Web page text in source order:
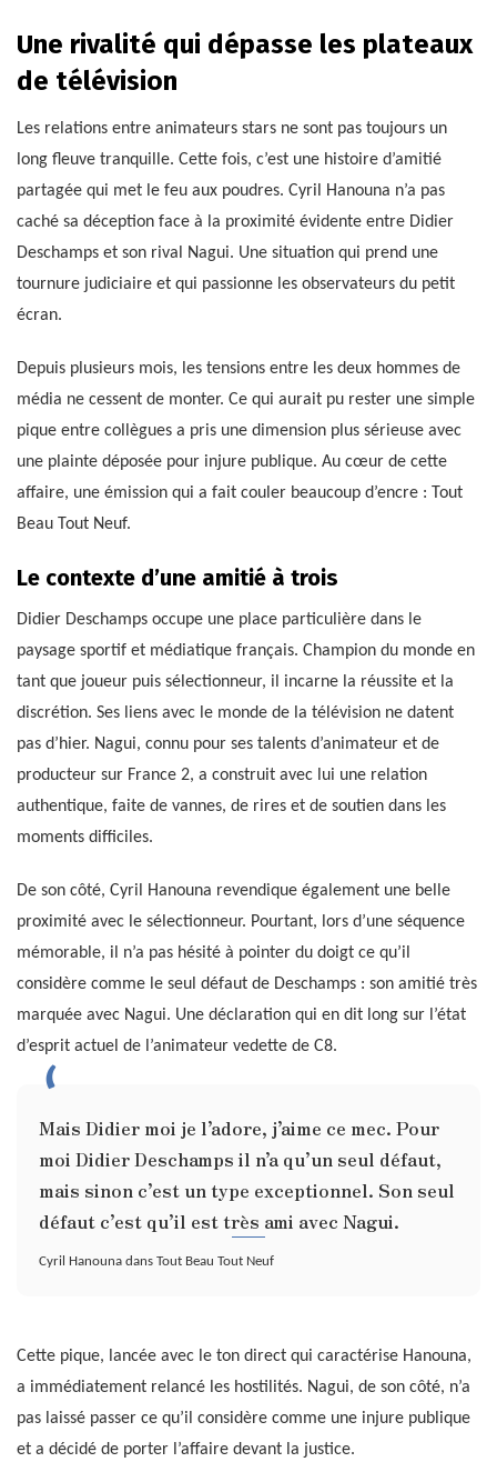
Une rivalité qui dépasse les plateaux
de télévision
Les relations entre animateurs stars ne sont pas toujours un
long fleuve tranquille. Cette fois, c’est une histoire d’amitié
partagée qui met le feu aux poudres. Cyril Hanouna n’a pas
caché sa déception face à la proximité évidente entre Didier
Deschamps et son rival Nagui. Une situation qui prend une
tournure judiciaire et qui passionne les observateurs du petit
écran.
Depuis plusieurs mois, les tensions entre les deux hommes de
média ne cessent de monter. Ce qui aurait pu rester une simple
pique entre collègues a pris une dimension plus sérieuse avec
une plainte déposée pour injure publique. Au cœur de cette
affaire, une émission qui a fait couler beaucoup d’encre : Tout
Beau Tout Neuf.
Le contexte d’une amitié à trois
Didier Deschamps occupe une place particulière dans le
paysage sportif et médiatique français. Champion du monde en
tant que joueur puis sélectionneur, il incarne la réussite et la
discrétion. Ses liens avec le monde de la télévision ne datent
pas d’hier. Nagui, connu pour ses talents d’animateur et de
producteur sur France 2, a construit avec lui une relation
authentique, faite de vannes, de rires et de soutien dans les
moments difficiles.
De son côté, Cyril Hanouna revendique également une belle
proximité avec le sélectionneur. Pourtant, lors d’une séquence
mémorable, il n’a pas hésité à pointer du doigt ce qu’il
considère comme le seul défaut de Deschamps : son amitié très
marquée avec Nagui. Une déclaration qui en dit long sur l’état
d’esprit actuel de l’animateur vedette de C8.
Mais Didier moi je l’adore, j’aime ce mec. Pour
moi Didier Deschamps il n’a qu’un seul défaut,
mais sinon c’est un type exceptionnel. Son seul
défaut c’est qu’il est très ami avec Nagui.
Cyril Hanouna dans Tout Beau Tout Neuf
Cette pique, lancée avec le ton direct qui caractérise Hanouna,
a immédiatement relancé les hostilités. Nagui, de son côté, n’a
pas laissé passer ce qu’il considère comme une injure publique
et a décidé de porter l’affaire devant la justice.